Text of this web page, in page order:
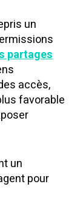
un
partages
accès,
favorable
un
pour